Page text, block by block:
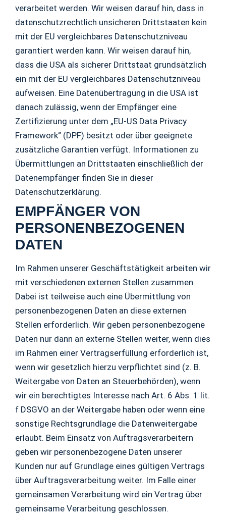
verarbeitet werden. Wir weisen darauf hin, dass in
datenschutzrechtlich unsicheren Drittstaaten kein
mit der EU vergleichbares Datenschutzniveau
garantiert werden kann. Wir weisen darauf hin,
dass die USA als sicherer Drittstaat grundsätzlich
ein mit der EU vergleichbares Datenschutzniveau
aufweisen. Eine Datenübertragung in die USA ist
danach zulässig, wenn der Empfänger eine
Zertifizierung unter dem „EU-US Data Privacy
Framework“ (DPF) besitzt oder über geeignete
zusätzliche Garantien verfügt. Informationen zu
Übermittlungen an Drittstaaten einschließlich der
Datenempfänger finden Sie in dieser
Datenschutzerklärung.
EMPFÄNGER VON
PERSONENBEZOGENEN
DATEN
Im Rahmen unserer Geschäftstätigkeit arbeiten wir
mit verschiedenen externen Stellen zusammen.
Dabei ist teilweise auch eine Übermittlung von
personenbezogenen Daten an diese externen
Stellen erforderlich. Wir geben personenbezogene
Daten nur dann an externe Stellen weiter, wenn dies
im Rahmen einer Vertragserfüllung erforderlich ist,
wenn wir gesetzlich hierzu verpflichtet sind (z. B.
Weitergabe von Daten an Steuerbehörden), wenn
wir ein berechtigtes Interesse nach Art. 6 Abs. 1 lit.
f DSGVO an der Weitergabe haben oder wenn eine
sonstige Rechtsgrundlage die Datenweitergabe
erlaubt. Beim Einsatz von Auftragsverarbeitern
geben wir personenbezogene Daten unserer
Kunden nur auf Grundlage eines gültigen Vertrags
über Auftragsverarbeitung weiter. Im Falle einer
gemeinsamen Verarbeitung wird ein Vertrag über
gemeinsame Verarbeitung geschlossen.